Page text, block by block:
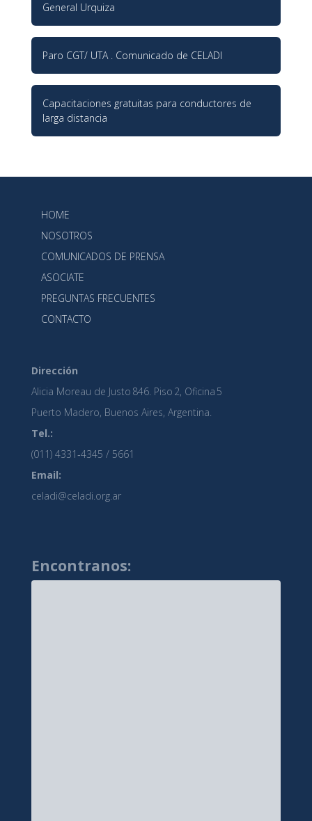
General Urquiza
Paro CGT/ UTA . Comunicado de CELADI
Capacitaciones gratuitas para conductores de
larga distancia
HOME
NOSOTROS
COMUNICADOS DE PRENSA
ASOCIATE
PREGUNTAS FRECUENTES
CONTACTO
Dirección
Alicia Moreau de Justo 846. Piso 2, Oficina 5
Puerto Madero, Buenos Aires, Argentina.
Tel.:
(011) 4331‑4345 / 5661
Email:
celadi@celadi.org.ar
Encontranos: